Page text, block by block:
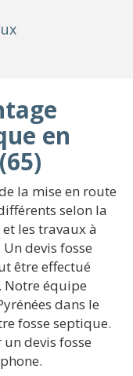
en
la mise en route
selon la
les travaux à
devis fosse
être effectué
Notre équipe
dans le
fosse septique.
devis fosse